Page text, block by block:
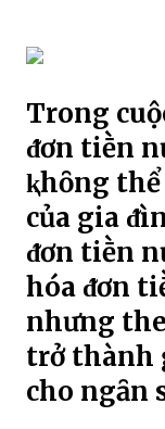
Trong
ᵭơn tiḕn
ⱪhȏng
của gia
ᵭơn tiḕn
hóa ᵭơn
nhưng
trở thành
cho ngȃn